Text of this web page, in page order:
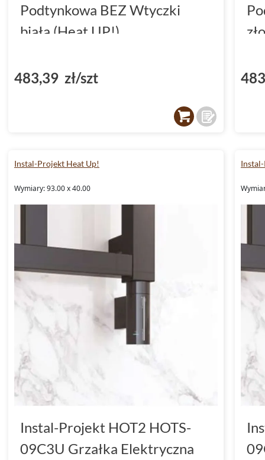
Podtynkowa BEZ Wtyczki
biała (Heat UP!)
483,39 zł/szt
Instal-Projekt Heat Up!
Wymiary: 93.00 x 40.00
Instal-Projekt HOT2 HOTS-
09C3U Grzałka Elektryczna